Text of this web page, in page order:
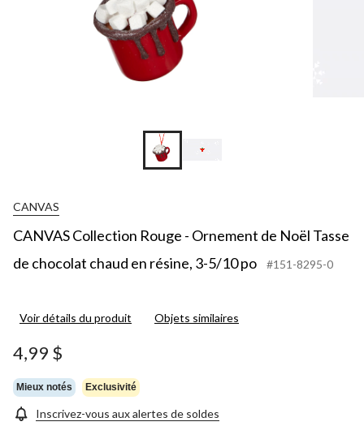
CANVAS
CANVAS Collection Rouge - Ornement de Noël Tasse
de chocolat chaud en résine, 3-5/10 po
#151-8295-0
Voir détails du produit Objets similaires
4,99 $
Mieux notés Exclusivité
Inscrivez-vous aux alertes de soldes